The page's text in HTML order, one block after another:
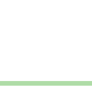
姫路出身 演歌歌手
たつの市 人口